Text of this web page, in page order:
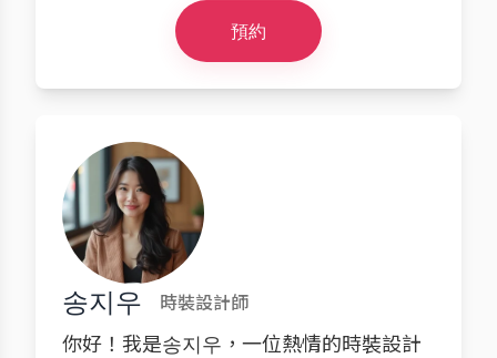
預約
송지우 時裝設計師
你好！我是송지우，一位熱情的時裝設計